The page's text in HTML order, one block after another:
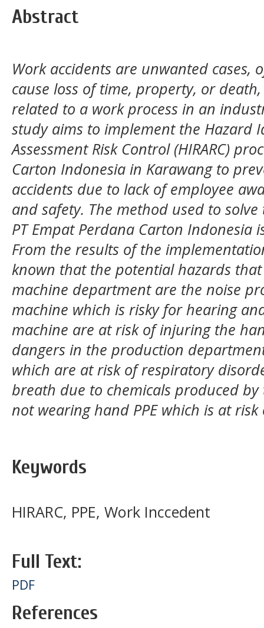
Abstract
Work accidents are unwanted cases,
cause loss of time, property, or
related to a work process in an
study aims to implement the Hazard
Assessment Risk Control (HIRARC)
Carton Indonesia in Karawang to
accidents due to lack of employee
and safety. The method used to
PT Empat Perdana Carton Indonesia
From the results of the
known that the potential hazards
machine department are the noise
machine which is risky for hearing
machine are at risk of injuring the
dangers in the production
which are at risk of respiratory
breath due to chemicals produced
not wearing hand PPE which is at
Keywords
HIRARC, PPE, Work Inccedent
Full Text:
PDF
References